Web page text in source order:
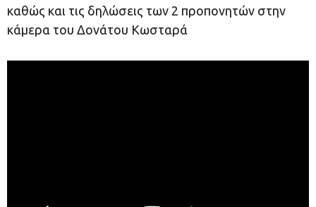
καθώς και τις δηλώσεις των 2 προπονητών στην
κάμερα του Δονάτου Κωσταρά